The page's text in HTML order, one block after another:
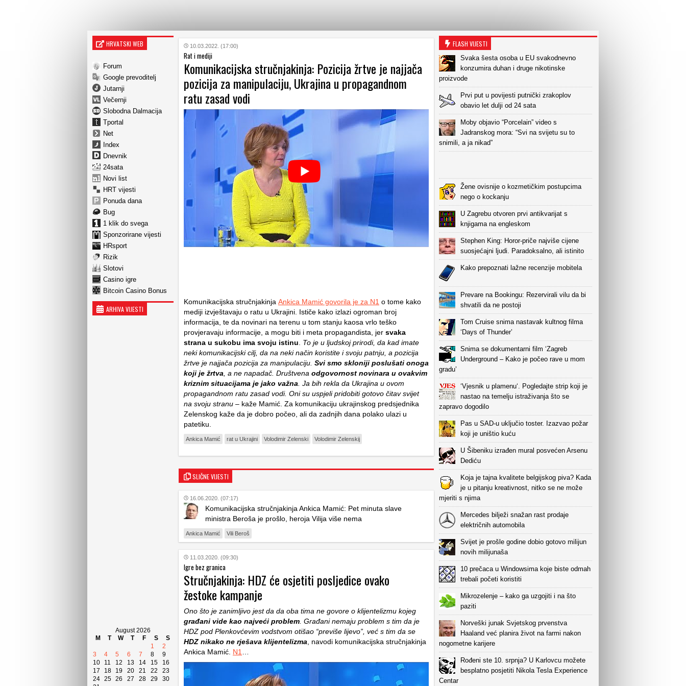
HRVATSKI WEB
Forum
Google prevoditelj
Jutarnji
Večernji
Slobodna Dalmacija
Tportal
Net
Index
Dnevnik
24sata
Novi list
HRT vijesti
Ponuda dana
Bug
1 klik do svega
Sponzorirane vijesti
HRsport
Rizik
Slotovi
Casino igre
Bitcoin Casino Bonus
ARHIVA VIJESTI
August 2026
M
T W T F S
S
1
2
3
4 5 6 7 8
9
10
11 12 13 14 15
16
17
18 19 20 21 22
23
24 25 26 27 28 29
30
10.03.2022. (17:00)
Rat i mediji
Komunikacijska stručnjakinja: Pozicija žrtve je najjača
pozicija za manipulaciju, Ukrajina u propagandnom
ratu zasad vodi
Komunikacijska stručnjakinja Ankica Mamić govorila je za N1 o tome kako
mediji izvještavaju o ratu u Ukrajini. Ističe kako izlazi ogroman broj
informacija, te da novinari na terenu u tom stanju kaosa vrlo teško
provjeravaju informacije, a mogu biti i meta propagandista, jer svaka
strana u sukobu ima svoju istinu
To je u ljudskoj prirodi, da kad imate
neki komunikacijski cilj, da na neki način koristite i svoju patnju, a pozicija
žrtve je najjača pozicija za manipulaciju. Svi smo skloniji poslušati onoga
koji je žrtva , a ne napadač. Društvena odgovornost novinara u ovakvim
kriznim situacijama je jako važna . Ja bih rekla da Ukrajina u ovom
propagandnom ratu zasad vodi. Oni su uspjeli pridobiti gotovo čitav svijet
na svoju stranu – kaže Mamić. Za komunikaciju ukrajinskog predsjednika
Zelenskog kaže da je dobro počeo, ali da zadnjih dana polako ulazi u
patetiku.
Ankica Mamić rat u Ukrajini Volodimir Zelenski Volodimir Zelenskij
SLIČNE VIJESTI
16.06.2020. (07:17)
Komunikacijska stručnjakinja Ankica Mamić: Pet minuta slave
ministra Beroša je prošlo, heroja Vilija više nema
Ankica Mamić Vili Beroš
11.03.2020. (09:30)
Igre bez granica
Stručnjakinja: HDZ će osjetiti posljedice ovako
žestoke kampanje
Ono što je zanimljivo jest da da oba tima ne govore o klijentelizmu kojeg
građani vide kao najveći problem . Građani nemaju problem s tim da je
HDZ pod Plenkovćevim vodstvom otišao “previše lijevo”, već s tim da se
HDZ nikako ne rješava klijentelizma , navodi komunikacijska stručnjakinja
Ankica Mamić. N1
FLASH VIJESTI
Svaka šesta osoba u EU svakodnevno
konzumira duhan i druge nikotinske
proizvode
Prvi put u povijesti putnički zrakoplov
obavio let dulji od 24 sata
Moby objavio “Porcelain” video s
Jadranskog mora: “Svi na svijetu su to
snimili, a ja nikad”
Žene ovisnije o kozmetičkim postupcima
nego o kockanju
U Zagrebu otvoren prvi antikvarijat s
knjigama na engleskom
Stephen King: Horor-priče najviše cijene
suosjećajni ljudi. Paradoksalno, ali istinito
Kako prepoznati lažne recenzije mobitela
Prevare na Bookingu: Rezervirali vilu da bi
shvatili da ne postoji
Tom Cruise snima nastavak kultnog filma
‘Days of Thunder’
Snima se dokumentarni film ‘Zagreb
Underground – Kako je počeo rave u mom
gradu’
‘Vjesnik u plamenu‘. Pogledajte strip koji je
nastao na temelju istraživanja što se
zapravo dogodilo
Pas u SAD-u uključio toster. Izazvao požar
koji je uništio kuću
U Šibeniku izrađen mural posvećen Arsenu
Dediću
Koja je tajna kvalitete belgijskog piva? Kada
je u pitanju kreativnost, nitko se ne može
mjeriti s njima
Mercedes bilježi snažan rast prodaje
električnih automobila
Svijet je prošle godine dobio gotovo milijun
novih milijunaša
10 prečaca u Windowsima koje biste odmah
trebali početi koristiti
Mikrozelenje – kako ga uzgojiti i na što
paziti
Norveški junak Svjetskog prvenstva
Haaland već planira život na farmi nakon
nogometne karijere
Rođeni ste 10. srpnja? U Karlovcu možete
besplatno posjetiti Nikola Tesla Experience
Centar